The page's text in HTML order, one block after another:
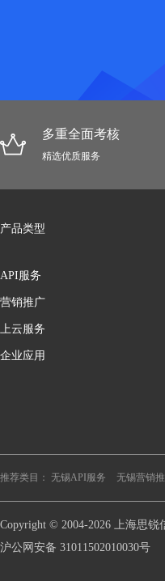
多重全面考核
精选优质服务
产品类型
API服务
营销推广
上云服务
企业应用
推荐类目： 无锡API服务 无锡营销
Copyright © 2004-2026 上海思锐
沪公网安备 31011502010030号